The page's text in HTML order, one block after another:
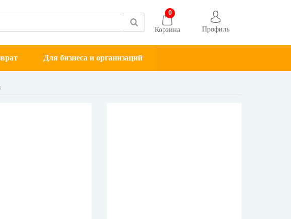
0
Корзина Профиль
Для бизнеса и организаций